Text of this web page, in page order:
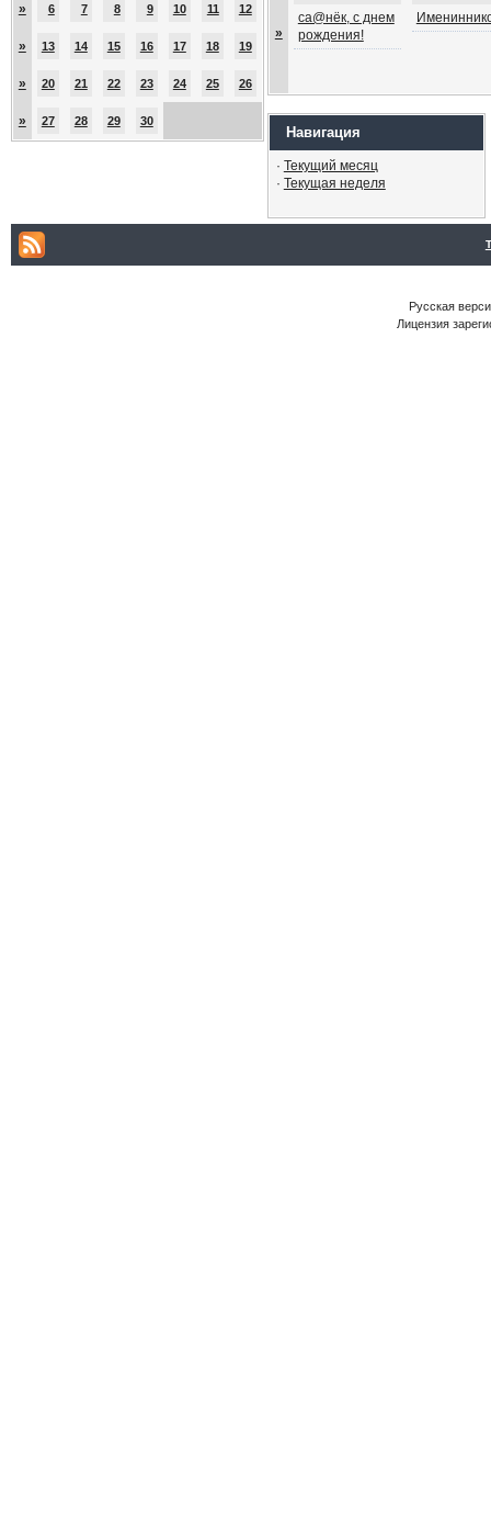
» 6 7 8 9 10 11 12
» 13 14 15 16 17 18 19
» 20 21 22 23 24 25 26
» 27 28 29 30
»
са@нёк, с днем
рождения!
Навигация
· Текущий месяц
· Текущая неделя
Русская
Лицензия